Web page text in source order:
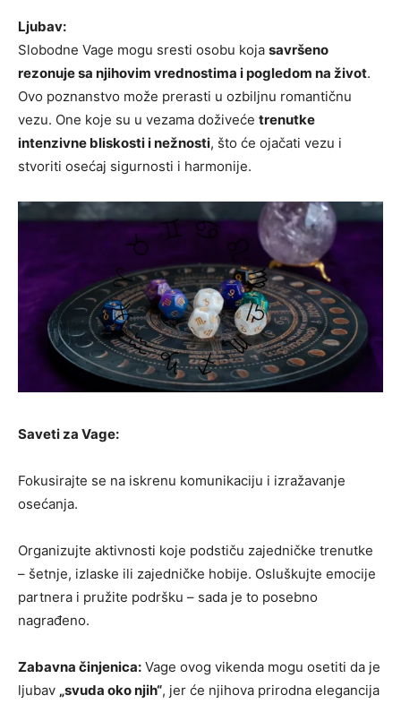
Ljubav:
Slobodne Vage mogu sresti osobu koja savršeno
rezonuje sa njihovim vrednostima i pogledom na život.
Ovo poznanstvo može prerasti u ozbiljnu romantičnu
vezu. One koje su u vezama doživeće trenutke
intenzivne bliskosti i nežnosti, što će ojačati vezu i
stvoriti osećaj sigurnosti i harmonije.
Saveti za Vage:
Fokusirajte se na iskrenu komunikaciju i izražavanje
osećanja.
Organizujte aktivnosti koje podstiču zajedničke trenutke
– šetnje, izlaske ili zajedničke hobije. Osluškujte emocije
partnera i pružite podršku – sada je to posebno
nagrađeno.
Zabavna činjenica: Vage ovog vikenda mogu osetiti da je
ljubav „svuda oko njih“, jer će njihova prirodna elegancija